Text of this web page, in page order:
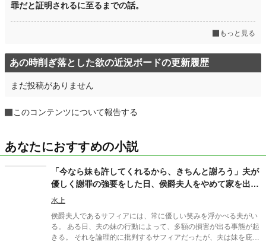
罪だと証明されるに至るまでの話。
もっと見る
あの時削ぎ落とした欲の近況ボードの更新履歴
まだ投稿がありません
このコンテンツについて報告する
あなたにおすすめの小説
「今なら妹も許してくれるから、きちんと謝ろう」夫が
優しく謝罪の強要をした日、侯爵夫人をやめて家を出ま
した～デラミネーションによる夫の終焉～
水上
侯爵夫人であるサフィアには、常に優しい笑みを浮かべる夫がい
る。 ある日、夫の妹の行動によって、多額の損害が出る事態が起
きる。 それを論理的に批判するサフィアだったが、夫は妹を庇